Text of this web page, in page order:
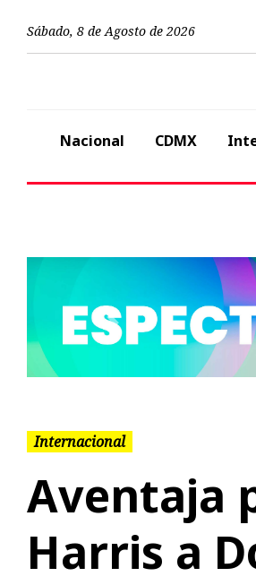
Sábado, 8 de Agosto de 2026
Nacional CDMX
Internacional
Aventaja
Harris a
Sondeo hecho por Reuters/
puntos porcentuales sobre el